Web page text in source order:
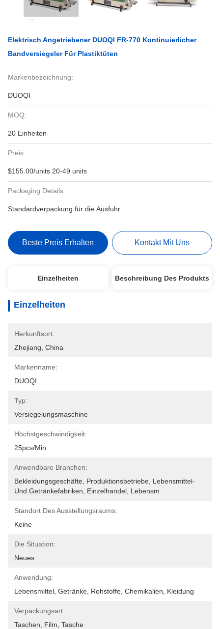
Elektrisch Angetriebener DUOQI FR-770 Kontinuierlicher
Bandversiegeler Für Plastiktüten
Markenbezeichnung:
DUOQI
MOQ:
20 Einheiten
Preis:
$155.00/units 20-49 units
Packaging Details:
Standardverpackung für die Ausfuhr
Beste Preis Erhalten Kontakt Mit Uns
Einzelheiten Beschreibung Des Produkts
Einzelheiten
Herkunftsort:
Zhejiang, China
Markenname:
DUOQI
Typ:
Versiegelungsmaschine
Höchstgeschwindigkeit:
25pcs/min
Anwendbare Branchen:
Bekleidungsgeschäfte, Produktionsbetriebe, Lebensmittel-
Und Getränkefabriken, Einzelhandel, Lebensm
Standort Des Ausstellungsraums:
Keine
Die Situation:
Neues
Anwendung:
Lebensmittel, Getränke, Rohstoffe, Chemikalien, Kleidung
Verpackungsart:
Taschen, Film, Tasche